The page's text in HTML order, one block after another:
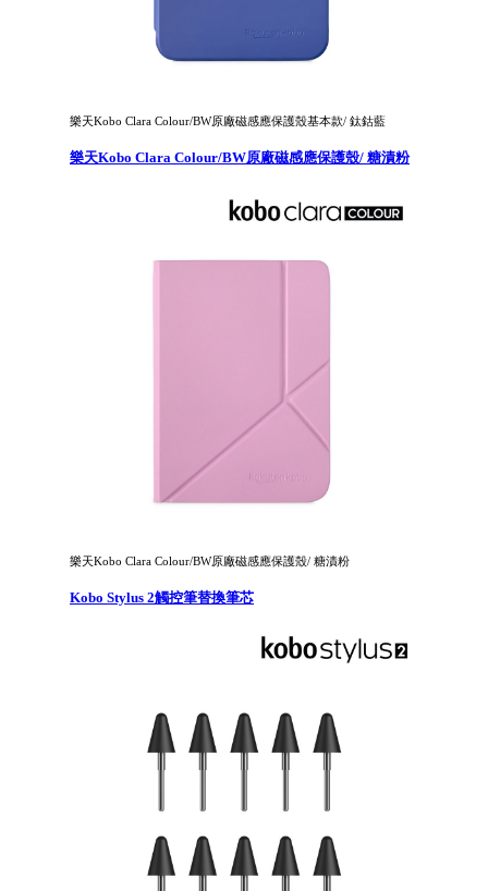
樂天Kobo Clara Colour/BW原廠磁感應保護殼基本款/ 鈦鈷藍
樂天Kobo Clara Colour/BW原廠磁感應保護殼/ 糖漬粉
樂天Kobo Clara Colour/BW原廠磁感應保護殼/ 糖漬粉
Kobo Stylus 2觸控筆替換筆芯